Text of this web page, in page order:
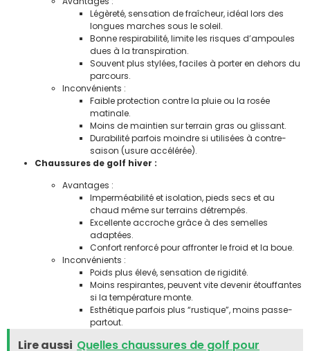
Légèreté, sensation de fraîcheur, idéal lors des
longues marches sous le soleil.
Bonne respirabilité, limite les risques d’ampoules
dues à la transpiration.
Souvent plus stylées, faciles à porter en dehors du
parcours.
Inconvénients :
Faible protection contre la pluie ou la rosée
matinale.
Moins de maintien sur terrain gras ou glissant.
Durabilité parfois moindre si utilisées à contre-
saison (usure accélérée).
Chaussures de golf hiver :
Avantages :
Imperméabilité et isolation, pieds secs et au
chaud même sur terrains détrempés.
Excellente accroche grâce à des semelles
adaptées.
Confort renforcé pour affronter le froid et la boue.
Inconvénients :
Poids plus élevé, sensation de rigidité.
Moins respirantes, peuvent vite devenir étouffantes
si la température monte.
Esthétique parfois plus “rustique”, moins passe-
partout.
Lire aussi Quelles chaussures de golf pour